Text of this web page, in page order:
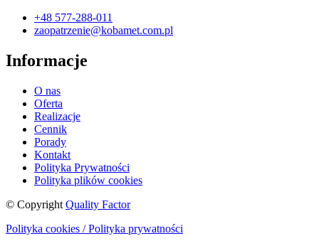
+48 577-288-011
zaopatrzenie@kobamet.com.pl
Informacje
O nas
Oferta
Realizacje
Cennik
Porady
Kontakt
Polityka Prywatności
Polityka plików cookies
© Copyright Quality Factor
Polityka cookies / Polityka prywatności